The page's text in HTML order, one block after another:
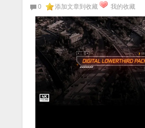
0
添加文章到收藏 我的收藏